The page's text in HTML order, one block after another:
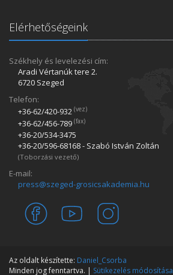
Elérhetőségeink
Székhely és levelezési cím:
Aradi Vértanúk tere 2.
6720 Szeged
Telefon:
+36-62/420­-932 (vez)
+36-62/456­-789 (fax)
+36-20/534­-3475
+36-20/596­-68168 - Szabó István Zoltán
(Toborzási vezető)
E-mail:
press@szeged-grosicsakademia.hu
Az oldalt készítette: Daniel_Csorba
Minden jog fenntartva. | Sütikezelés módosítása